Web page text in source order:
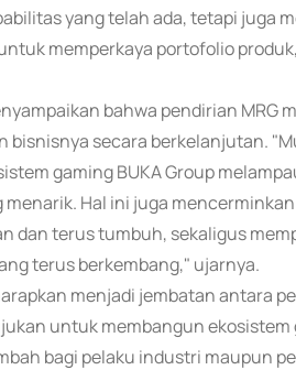
yang telah ada, tetapi juga
memperkaya portofolio
bahwa pendirian MRG
secara berkelanjutan.
gaming BUKA Group
Hal ini juga
terus tumbuh, sekaligus
terus berkembang," ujarnya.
menjadi jembatan antara
untuk membangun
bagi pelaku industri maupun